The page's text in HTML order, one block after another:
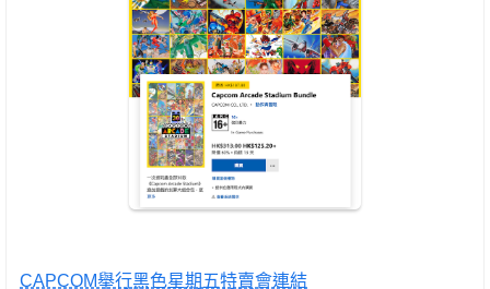
CAPCOM舉行黑色星期五特賣會連結